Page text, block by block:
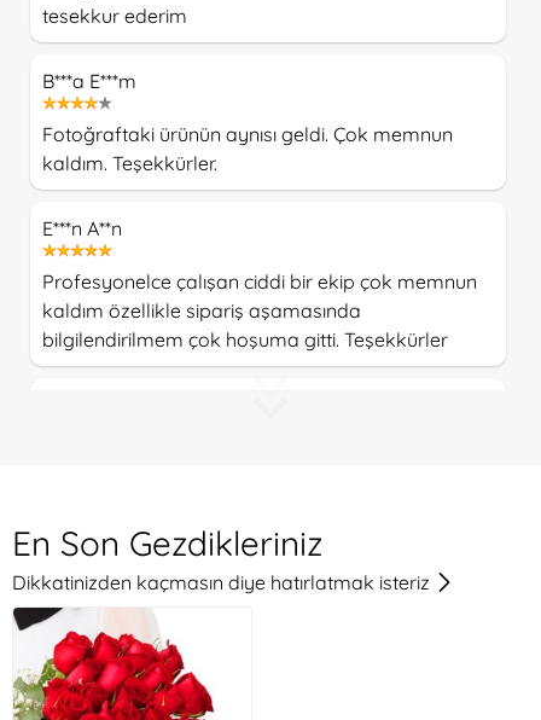
tesekkur ederim
B***a E***m
Fotoğraftaki ürünün aynısı geldi. Çok memnun
kaldım. Teşekkürler.
E***n A**n
Profesyonelce çalışan ciddi bir ekip çok memnun
kaldım özellikle sipariş aşamasında
bilgilendirilmem çok hoşuma gitti. Teşekkürler
Hızlı gönderim ve güzel görsel için cook teşekkür
ederim.. Artık tercihim çiçekatölyesi...
G*l O**r
En Son Gezdikleriniz
Dikkatinizden kaçmasın diye hatırlatmak isteriz